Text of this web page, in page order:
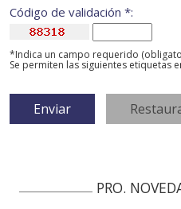
Código de validación *:
*Indica un campo requerido
Se permiten las siguientes etiquetas
PRO.